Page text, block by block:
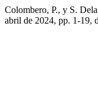
Colombero, P., y S.
abril de 2024, pp. 1-19,